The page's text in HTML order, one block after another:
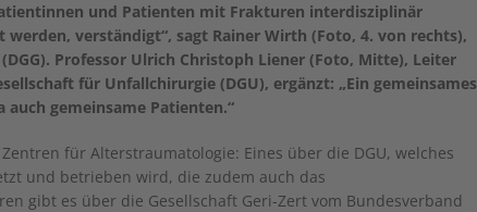
und Patienten mit Frakturen interdisziplinär
verständigt“, sagt Rainer Wirth (Foto, 4. von rechts),
Professor Ulrich Christoph Liener (Foto, Mitte), Leiter
für Unfallchirurgie (DGU), ergänzt: „Ein gemeinsames
gemeinsame Patienten.“
für Alterstraumatologie: Eines über die DGU, welches
und betrieben wird, die zudem auch das
gibt es über die Gesellschaft Geri-Zert vom Bundesverband